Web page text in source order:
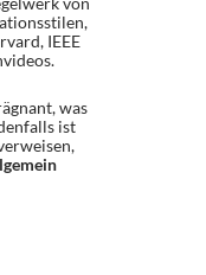
IEEE
was
ist